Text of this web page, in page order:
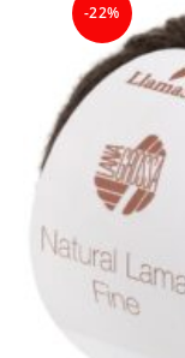
-22%